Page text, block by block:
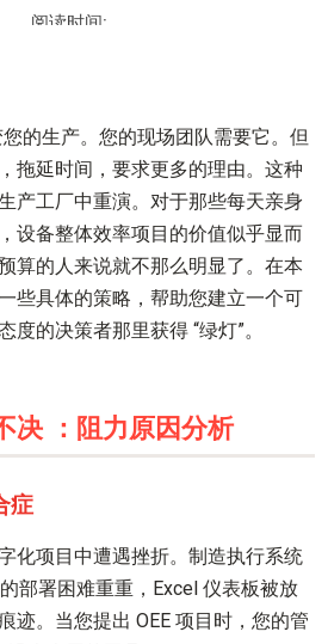
阅读时间:
的生产。您的现场团队需要它。但
拖延时间，要求更多的理由。这种
产工厂中重演。对于那些每天亲身
设备整体效率项目的价值似乎显而
算的人来说就不那么明显了。在本
些具体的策略，帮助您建立一个可
的决策者那里获得 “绿灯”。
决 ：阻力原因分析
症
化项目中遭遇挫折。制造执行系统
部署困难重重，Excel 仪表板被放
迹。当您提出 OEE 项目时，您的管